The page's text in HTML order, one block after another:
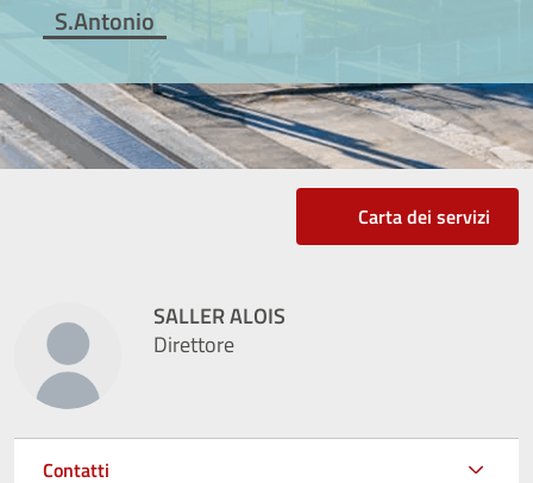
S.Antonio
Carta dei servizi
SALLER ALOIS
Direttore
Contatti